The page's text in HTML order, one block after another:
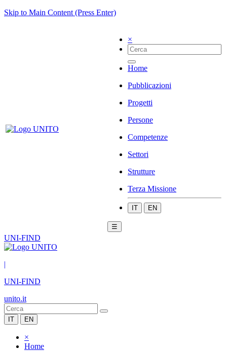
Skip to Main Content (Press Enter)
×
Home
Pubblicazioni
Progetti
Persone
Competenze
Settori
Strutture
Terza Missione
IT EN
☰
UNI-FIND
|
UNI-FIND
unito.it
IT EN
×
Home